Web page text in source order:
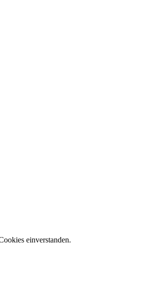
einverstanden.